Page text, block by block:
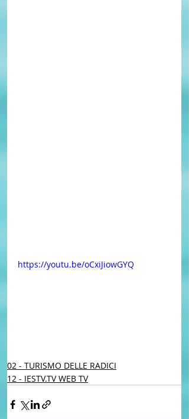
https://youtu.be/oCxiJiowGYQ
02 - TURISMO DELLE RADICI
12 - IESTV.TV WEB TV